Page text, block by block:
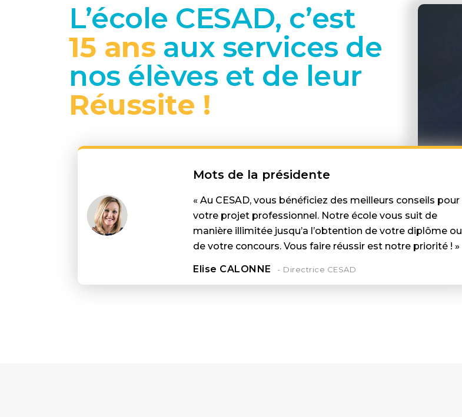
L’école CESAD, c’est
15 ans aux services de
nos élèves et de leur
Réussite !
Mots de la présidente
« Au CESAD, vous bénéficiez des meilleurs conseils pour
votre projet professionnel. Notre école vous suit de
manière illimitée jusqu’a l’obtention de votre diplôme ou
de votre concours. Vous faire réussir est notre priorité ! »
Elise CALONNE Directrice CESAD